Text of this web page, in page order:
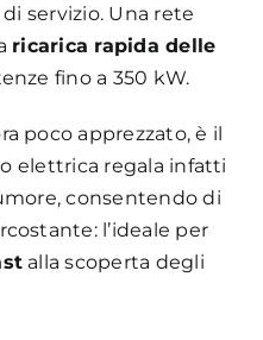
servizio. Una rete
ricarica rapida delle
fino a 350 kW.
poco apprezzato, è il
elettrica regala infatti
consentendo di
l’ideale per
alla scoperta degli